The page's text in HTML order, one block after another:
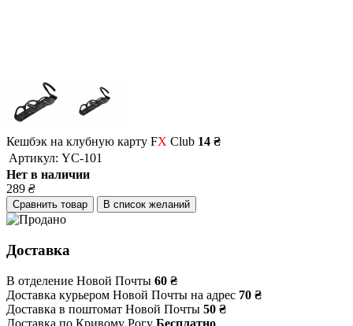
Кешбэк на клубную карту FX Club 14 ₴
Артикул: YC-101
Нет в наличии
289 ₴
Сравнить товар В список желаний
Доставка
В отделение Новой Почты 60 ₴
Доставка курьером Новой Почты на адрес 70 ₴
Доставка в поштомат Новой Почты 50 ₴
Доставка по Кривому Рогу Бесплатно